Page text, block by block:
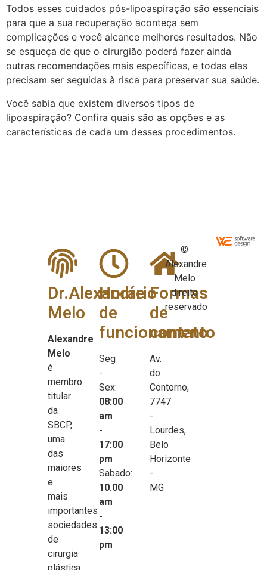
Todos esses cuidados pós-lipoaspiração são essenciais
para que a sua recuperação aconteça sem
complicações e você alcance melhores resultados. Não
se esqueça de que o cirurgião poderá fazer ainda
outras recomendações mais específicas, e todas elas
precisam ser seguidas à risca para preservar sua saúde.
Você sabia que existem diversos tipos de
lipoaspiração? Confira quais são as opções e as
características de cada um desses procedimentos.
Dr.Alexandre
Melo
Alexandre
Melo
é
membro
titular
da
SBCP,
uma
das
maiores
e
mais
importantes
sociedades
de
cirurgia
Horário
de
funcionamento
Seg
-
Sex:
08:00
am
-
17:00
pm
Sabado:
10.00
am
-
13:00
pm
Formas
de
contato
Av.
do
Contorno,
7747
-
Lourdes,
Belo
Horizonte
-
MG
©
Alexandre
Melo
direito
reservado